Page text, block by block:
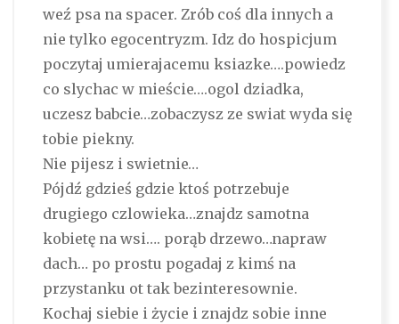
weź psa na spacer. Zrób coś dla innych a
nie tylko egocentryzm. Idz do hospicjum
poczytaj umierajacemu ksiazke….powiedz
co slychac w mieście….ogol dziadka,
uczesz babcie…zobaczysz ze swiat wyda się
tobie piekny.
Nie pijesz i swietnie…
Pójdź gdzieś gdzie ktoś potrzebuje
drugiego czlowieka…znajdz samotna
kobietę na wsi…. porąb drzewo…napraw
dach… po prostu pogadaj z kimś na
przystanku ot tak bezinteresownie.
Kochaj siebie i życie i znajdz sobie inne